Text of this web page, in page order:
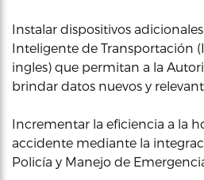
Instalar dispositivos
Inteligente de Transportación
ingles) que permitan a la
brindar datos nuevos y
Incrementar la eficiencia a la
accidente mediante la
Policía y Manejo de